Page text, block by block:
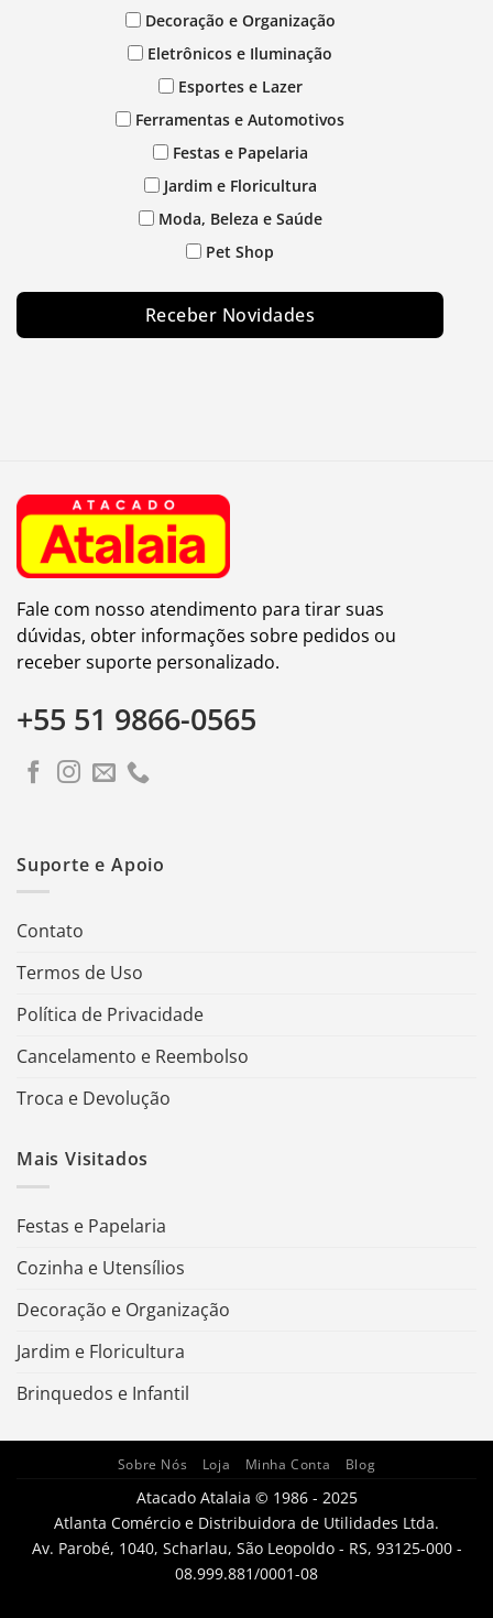
Decoração e Organização
Eletrônicos e Iluminação
Esportes e Lazer
Ferramentas e Automotivos
Festas e Papelaria
Jardim e Floricultura
Moda, Beleza e Saúde
Pet Shop
Receber Novidades
Fale com nosso atendimento para tirar suas
dúvidas, obter informações sobre pedidos ou
receber suporte personalizado.
+55 51 9866-0565
Suporte e Apoio
Contato
Termos de Uso
Política de Privacidade
Cancelamento e Reembolso
Troca e Devolução
Mais Visitados
Festas e Papelaria
Cozinha e Utensílios
Decoração e Organização
Jardim e Floricultura
Brinquedos e Infantil
Sobre Nós Loja Minha Conta Blog
Atacado Atalaia © 1986 - 2025
Atlanta Comércio e Distribuidora de Utilidades Ltda.
Av. Parobé, 1040, Scharlau, São Leopoldo - RS, 93125-000 -
08.999.881/0001-08